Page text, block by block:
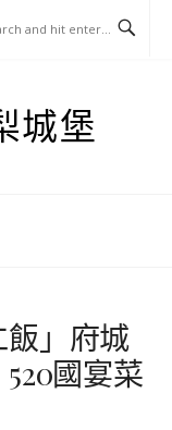
城堡
」府城
國宴菜